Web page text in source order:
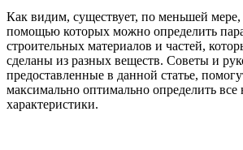
Как видим, существует, по меньшей мере,
помощью которых можно определить
строительных материалов и частей,
сделаны из разных веществ. Советы и
предоставленные в данной статье,
максимально оптимально определить все
характеристики.